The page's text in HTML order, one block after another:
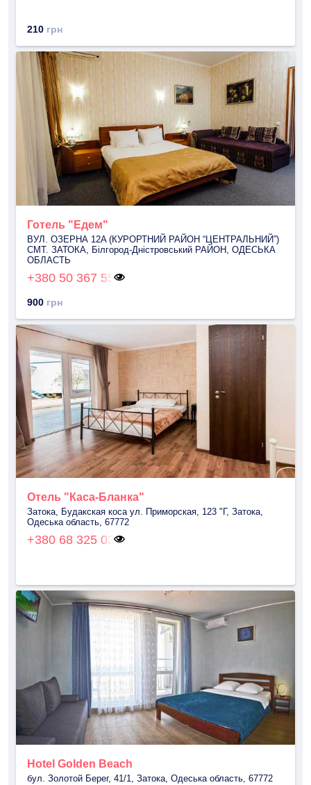
210 грн
Готель "Едем"
ВУЛ. ОЗЕРНА 12A (КУРОРТНИЙ РАЙОН “ЦЕНТРАЛЬНИЙ”)
СМТ. ЗАТОКА, Білгород-Дністровський РАЙОН, ОДЕСЬКА
ОБЛАСТЬ
+380 50 367 55
900 грн
Отель "Каса-Бланка"
Затока, Будакская коса ул. Приморская, 123 "Г, Затока,
Одеська область, 67772
+380 68 325 03
Hotel Golden Beach
бул. Золотой Берег, 41/1, Затока, Одеська область, 67772